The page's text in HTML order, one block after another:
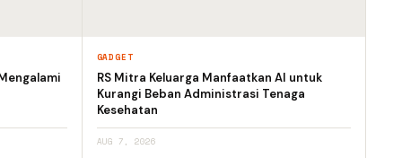
GADGET
RS Mitra Keluarga Manfaatkan AI untuk
Kurangi Beban Administrasi Tenaga
Kesehatan
AUG 7, 2026